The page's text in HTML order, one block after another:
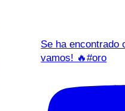
Se ha
vamos! 🔥#oro